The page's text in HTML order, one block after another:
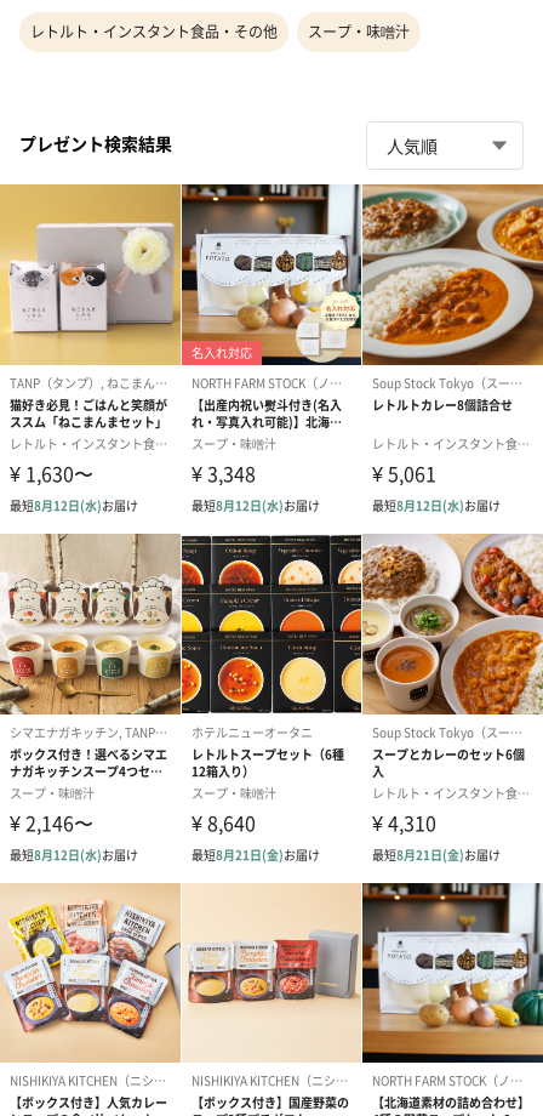
レトルト・インスタント食品・その他 スープ・味噌汁
プレゼント検索結果